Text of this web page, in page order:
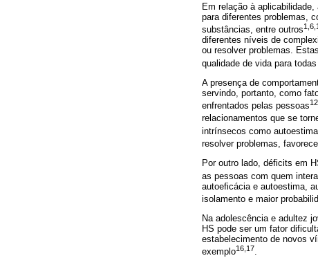
Em relação à
para diferentes problemas,
substâncias, entre outros
diferentes níveis de
ou resolver problemas.
qualidade de vida para
A presença de
servindo, portanto, como
enfrentados pelas pessoas12
relacionamentos que se
intrínsecos como
resolver problemas,
Por outro lado, déficits em
as pessoas com quem
autoeficácia e autoestima,
isolamento e maior
Na adolescência e adultez
HS pode ser um fator
estabelecimento de novos
exemplo16,17.